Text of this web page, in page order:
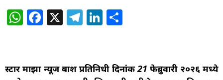
W
s
F
e
X T
g
Li
e e
स्टार माझा न्यूज बार्शी प्रतिनिधी दिनांक 21 फेब्रुवारी २०२६ मध्ये